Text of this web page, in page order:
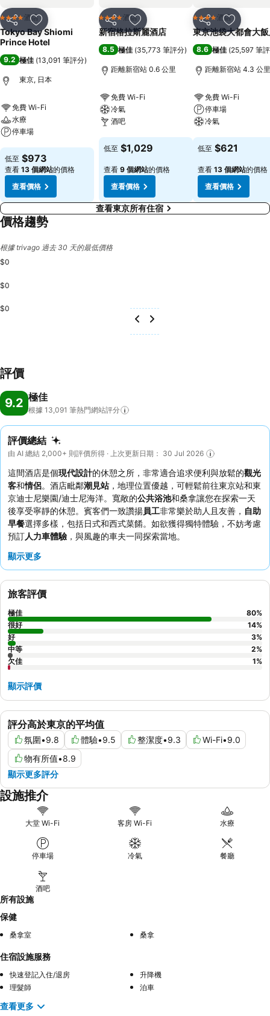
分享 放到收藏夾
4 星級 酒店
Tokyo Bay Shiomi
Prince Hotel
9.2 極佳 (13,091 筆評分)
東京, 日本
免費 Wi-Fi
水療
停車場
查看價格
低至 $973
查看 13 個網站的價格
查看價格
分享 放到收藏夾
4 星級 酒店
新宿格拉斯麗酒店
8.5 極佳 (35,773 筆評分)
距離新宿站 0.6 公里
免費 Wi-Fi
冷氣
酒吧
查看價格
低至 $1,029
查看 9 個網站的價格
查看價格
分享 放到收藏
4 星級 酒店
東京池袋大都會大
8.6 極佳 (25,597 筆
距離新宿站 4.3 公里
免費 Wi-Fi
停車場
冷氣
查看價格
低至 $621
查看 13 個網站的價格
查看價格
查看東京所有住宿
價格趨勢
根據 trivago 過去 30 天的最低價格
$0
$0
$0
評價
9.2 極佳
根據 13,091 筆熱門網站評分
評價總結
由 AI 總結 2,000+ 則評價所得 · 上次更新日期： 30 Jul 2026
這間酒店是個現代設計的休憩之所，非常適合追求便利與放鬆的觀光
客和情侶。酒店毗鄰潮見站 ，地理位置優越，可輕鬆前往東京站和東
京迪士尼樂園/迪士尼海洋。寬敞的公共浴池和桑拿讓您在探索一天
後享受寧靜的休憩。賓客們一致讚揚員工非常樂於助人且友善， 自助
早餐選擇多樣，包括日式和西式菜餚。如欲獲得獨特體驗，不妨考慮
預訂人力車體驗 ，與風趣的車夫一同探索當地。
顯示更多
評分高於東京的平均值
氛圍•9.8 體驗•9.5 整潔度•9.3 Wi-Fi•9.0
物有所值•8.9
顯示更多評分
旅客評價
極佳 80%
很好
14%
好
3%
中等
2%
欠佳
1%
顯示評價
設施推介
大堂 Wi-Fi 客房 Wi-Fi 水療
停車場 冷氣 餐廳
酒吧
所有設施
保健
桑拿室 桑拿
住宿設施服務
快速登記入住/退房
升降機
理髮師
泊車
查看更多